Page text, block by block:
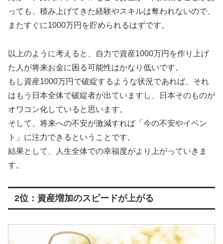
っても、積み上げてきた経験やスキルは奪われないので、
またすぐに1000万円を貯められるはずです。
以上のように考えると、自力で資産1000万円を作り上げ
た人が将来お金に困る可能性はかなり低いです。
もし資産1000万円で破綻するような状況であれば、それ
はもう日本全体で破綻者が出ていますし、日本そのものが
オワコン化していると思います。
そして、将来への不安が激減すれば「今の不安やイベン
ト」に注力できるということです。
結果として、人生全体での幸福度がより上がっていきま
す。
2位：資産増加のスピードが上がる